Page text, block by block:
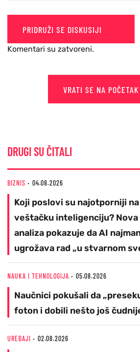
PRIDRUŽI SE DISKUSIJI
Komentari su zatvoreni.
VRATI SE NA POČETAK
DRUGI SU ČITALI
BIZNIS 04.08.2026
Koji poslovi su najotporniji na
veštačku inteligenciju? Nova
analiza pokazuje da AI
ugrožava rad „u stvarnom
NAUKA I TEHNOLOGIJA 05.08.2026
Naučnici pokušali da
foton i dobili nešto još
UREĐAJI 02.08.2026